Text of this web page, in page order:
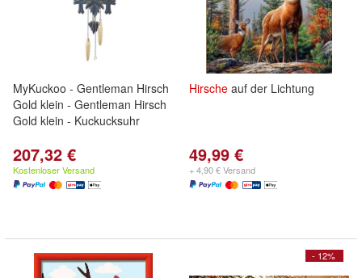
MyKuckoo - Gentleman Hirsch
Gold klein - Gentleman Hirsch
Gold klein - Kuckucksuhr
207,32 €
Kostenloser Versand
Hirsche auf der Lichtung
49,99 €
+ 4,90 € Versand
- 12%